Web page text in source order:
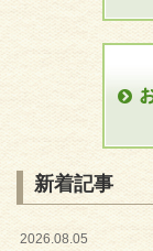
新着記事
2026.08.05